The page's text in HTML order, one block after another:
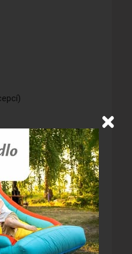
předem.